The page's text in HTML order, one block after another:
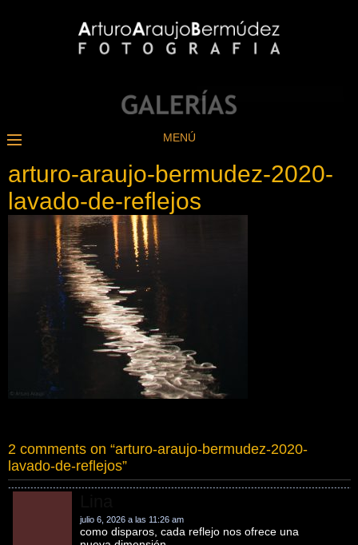
MENÚ
arturo-araujo-bermudez-2020-
lavado-de-reflejos
2 comments on “arturo-araujo-bermudez-2020-
lavado-de-reflejos”
julio 6, 2026 a las 11:26 am
como disparos, cada reflejo nos ofrece una